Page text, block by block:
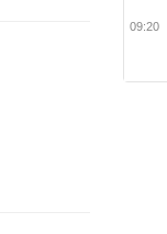
09:20